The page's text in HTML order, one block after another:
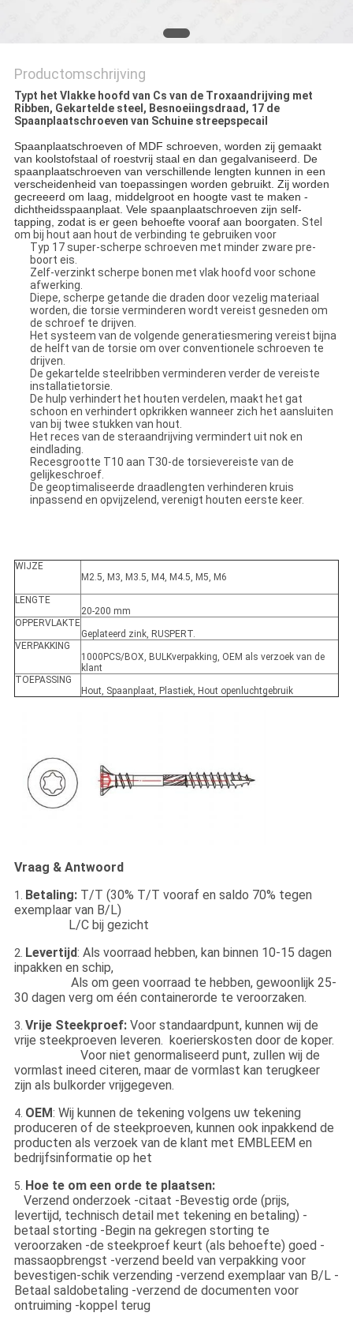
Productomschrijving
Typt het Vlakke hoofd van Cs van de Troxaandrijving met
Ribben, Gekartelde steel, Besnoeiingsdraad, 17 de
Spaanplaatschroeven van Schuine streepspecail
Spaanplaatschroeven of MDF schroeven, worden zij gemaakt
van koolstofstaal of roestvrij staal en dan gegalvaniseerd. De
spaanplaatschroeven van verschillende lengten kunnen in een
verscheidenheid van toepassingen worden gebruikt. Zij worden
gecreeerd om laag, middelgroot en hoogte vast te maken -
dichtheidsspaanplaat. Vele spaanplaatschroeven zijn self-
tapping, zodat is er geen behoefte vooraf aan boorgaten. Stel
om bij hout aan hout de verbinding te gebruiken voor
Typ 17 super-scherpe schroeven met minder zware pre-
boort eis.
Zelf-verzinkt scherpe bonen met vlak hoofd voor schone
afwerking.
Diepe, scherpe getande die draden door vezelig materiaal
worden, die torsie verminderen wordt vereist gesneden om
de schroef te drijven.
Het systeem van de volgende generatiesmering vereist bijna
de helft van de torsie om over conventionele schroeven te
drijven.
De gekartelde steelribben verminderen verder de vereiste
installatietorsie.
De hulp verhindert het houten verdelen, maakt het gat
schoon en verhindert opkrikken wanneer zich het aansluiten
van bij twee stukken van hout.
Het reces van de steraandrijving vermindert uit nok en
eindlading.
Recesgrootte T10 aan T30-de torsievereiste van de
gelijkeschroef.
De geoptimaliseerde draadlengten verhinderen kruis
inpassend en opvijzelend, verenigt houten eerste keer.
WIJZE
M2.5, M3, M3.5, M4, M4.5, M5, M6
LENGTE
20-200 mm
OPPERVLAKTE
Geplateerd zink, RUSPERT.
VERPAKKING
1000PCS/BOX, BULKverpakking, OEM als verzoek van de
klant
TOEPASSING
Hout, Spaanplaat, Plastiek, Hout openluchtgebruik
Vraag & Antwoord
1. Betaling:T/T (30% T/T vooraf en saldo 70% tegen
exemplaar van B/L)
L/C bij gezicht
2. Levertijd: Als voorraad hebben, kan binnen 10-15 dagen
inpakken en schip,
Als om geen voorraad te hebben, gewoonlijk 25-
30 dagen verg om één containerorde te veroorzaken.
3. Vrije Steekproef:Voor standaardpunt, kunnen wij de
vrije steekproeven leveren. koerierskosten door de koper.
Voor niet genormaliseerd punt, zullen wij de
vormlast ineed citeren, maar de vormlast kan terugkeer
zijn als bulkorder vrijgegeven.
4. OEM: Wij kunnen de tekening volgens uw tekening
produceren of de steekproeven, kunnen ook inpakkend de
producten als verzoek van de klant met EMBLEEM en
bedrijfsinformatie op het
5. Hoe te om een orde te plaatsen:
Verzend onderzoek -citaat -Bevestig orde (prijs,
levertijd, technisch detail met tekening en betaling) -
betaal storting -Begin na gekregen storting te
veroorzaken -de steekproef keurt (als behoefte) goed -
massaopbrengst -verzend beeld van verpakking voor
bevestigen-schik verzending -verzend exemplaar van B/L -
Betaal saldobetaling -verzend de documenten voor
ontruiming -koppel terug